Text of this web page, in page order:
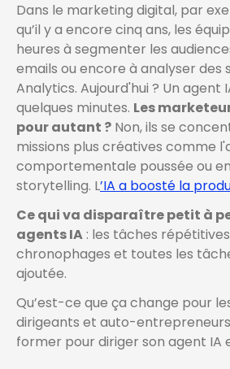
Dans le marketing digital, par
qu’il y a encore cinq ans, les
heures à segmenter les
emails ou encore à analyser des
Analytics. Aujourd'hui ? Un agent
quelques minutes. Les
pour autant ? Non, ils se
missions plus créatives comme
comportementale poussée ou
storytelling. L’IA a boosté la
Ce qui va disparaître petit à
agents IA : les tâches
chronophages et toutes les
ajoutée.
Qu’est-ce que ça change pour
dirigeants et auto-entrepreneurs
former pour diriger son agent IA